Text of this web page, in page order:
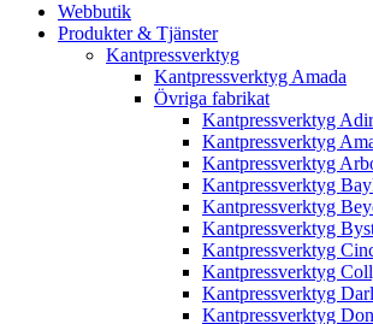
Webbutik
Produkter & Tjänster
Kantpressverktyg
Kantpressverktyg Amada
Övriga fabrikat
Kantpressverktyg
Kantpressverktyg
Kantpressverktyg
Kantpressverktyg
Kantpressverktyg
Kantpressverktyg
Kantpressverktyg
Kantpressverktyg
Kantpressverktyg
Kantpressverktyg